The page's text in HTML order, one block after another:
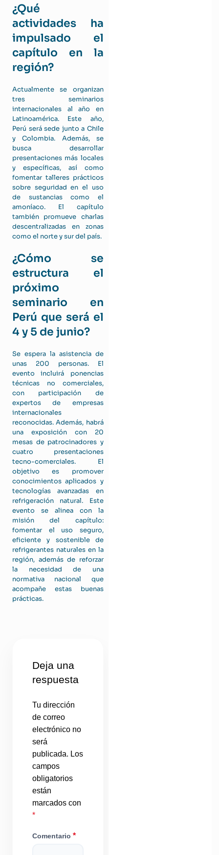
¿Qué
actividades ha
impulsado el
capítulo en la
región?
Actualmente se organizan
tres seminarios
internacionales al año en
Latinoamérica. Este año,
Perú será sede junto a Chile
y Colombia. Además, se
busca desarrollar
presentaciones más locales
y específicas, así como
fomentar talleres prácticos
sobre seguridad en el uso
de sustancias como el
amoníaco. El capítulo
también promueve charlas
descentralizadas en zonas
como el norte y sur del país.
¿Cómo se
estructura el
próximo
seminario en
Perú que será el
4 y 5 de junio?
Se espera la asistencia de
unas 200 personas. El
evento incluirá ponencias
técnicas no comerciales,
con participación de
expertos de empresas
internacionales
reconocidas. Además, habrá
una exposición con 20
mesas de patrocinadores y
cuatro presentaciones
tecno-comerciales. El
objetivo es promover
conocimientos aplicados y
tecnologías avanzadas en
refrigeración natural. Este
evento se alinea con la
misión del capítulo:
fomentar el uso seguro,
eficiente y sostenible de
refrigerantes naturales en la
región, además de reforzar
la necesidad de una
normativa nacional que
acompañe estas buenas
prácticas.
Deja una
respuesta
Tu dirección
de correo
electrónico no
será
publicada. Los
campos
obligatorios
están
marcados con
*
Comentario *